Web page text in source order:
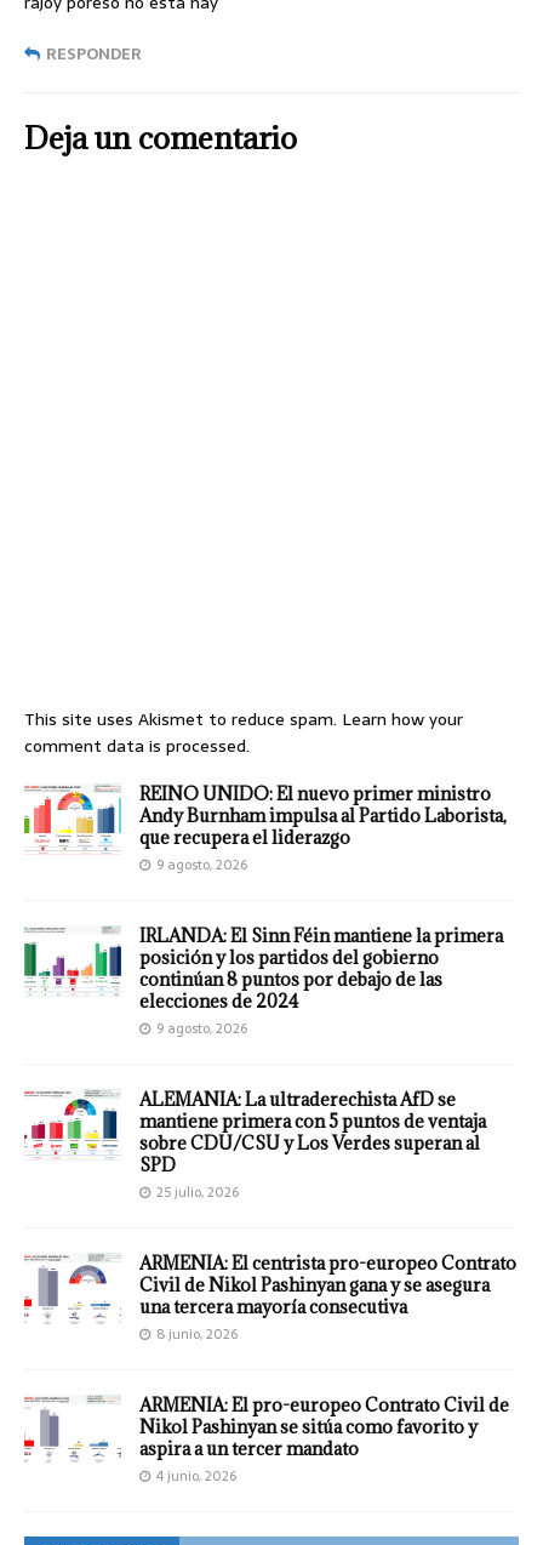
RESPONDER
Deja un comentario
This site uses Akismet to reduce spam. Learn how your
comment data is processed.
REINO UNIDO: El nuevo primer ministro
Andy Burnham impulsa al Partido Laborista,
que recupera el liderazgo
9 agosto, 2026
IRLANDA: El Sinn Féin mantiene la primera
posición y los partidos del gobierno
continúan 8 puntos por debajo de las
elecciones de 2024
9 agosto, 2026
ALEMANIA: La ultraderechista AfD se
mantiene primera con 5 puntos de ventaja
sobre CDU/CSU y Los Verdes superan al
SPD
25 julio, 2026
ARMENIA: El centrista pro-europeo Contrato
Civil de Nikol Pashinyan gana y se asegura
una tercera mayoría consecutiva
8 junio, 2026
ARMENIA: El pro-europeo Contrato Civil de
Nikol Pashinyan se sitúa como favorito y
aspira a un tercer mandato
4 junio, 2026